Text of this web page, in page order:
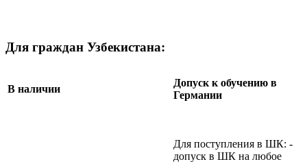
Для граждан Узбекистана:
В наличии
Допуск к обучению в
Германии
Для поступления в ШК: -
допуск в ШК на любое